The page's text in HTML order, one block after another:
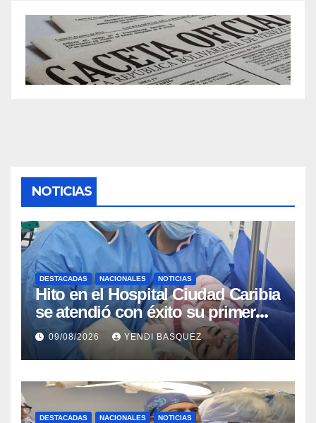
NOTICIAS
DESTACADAS NACIONALES NOTICIAS
Hito en el Hospital Ciudad Caribia
se atendió con éxito su primer
parto gemelar
09/08/2026 YENDI BASQUEZ
DESTACADAS NACIONALES NOTICIAS